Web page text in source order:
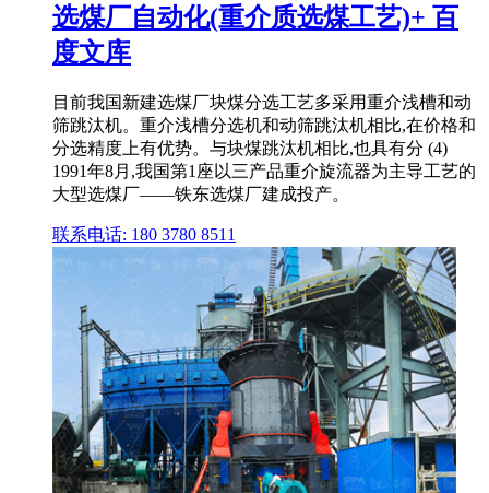
选煤厂自动化(重介质选煤工艺)+ 百
度文库
目前我国新建选煤厂块煤分选工艺多采用重介浅槽和动
筛跳汰机。重介浅槽分选机和动筛跳汰机相比,在价格和
分选精度上有优势。与块煤跳汰机相比,也具有分 (4)
1991年8月,我国第1座以三产品重介旋流器为主导工艺的
大型选煤厂——铁东选煤厂建成投产。
联系电话: 180 3780 8511